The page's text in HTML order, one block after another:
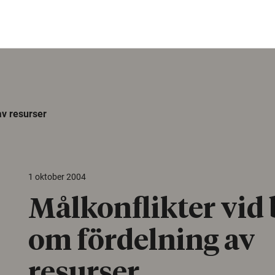
resurser
1 oktober 2004
Målkonflikter vid
om fördelning av